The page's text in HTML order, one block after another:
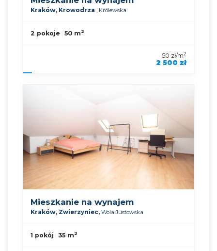
symbol oferty
Kraków, Krowodrza , Królewska
2 pokoje 50 m2
50 zł/m2
2 500 zł
Mieszkanie na wynajem
Kraków, Zwierzyniec, Wola Justowska
1 pokój 35 m2